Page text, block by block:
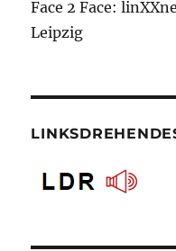
Face 2 Face:
Leipzig